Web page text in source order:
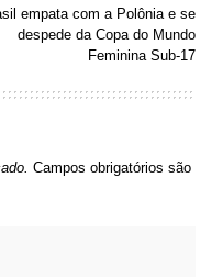
empata com a Polônia e se
despede da Copa do Mundo
Feminina Sub-17
Campos obrigatórios são